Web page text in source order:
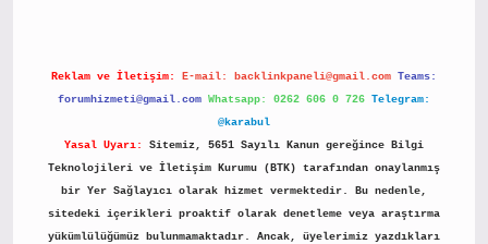
Reklam ve İletişim: E-mail: backlinkpaneli@gmail.com Teams:
forumhizmeti@gmail.com Whatsapp: 0262 606 0 726 Telegram:
@karabul
Yasal Uyarı:
Sitemiz, 5651 Sayılı Kanun gereğince Bilgi
Teknolojileri ve İletişim Kurumu (BTK) tarafından onaylanmış
bir Yer Sağlayıcı olarak hizmet vermektedir. Bu nedenle,
sitedeki içerikleri proaktif olarak denetleme veya araştırma
yükümlülüğümüz bulunmamaktadır. Ancak, üyelerimiz yazdıkları